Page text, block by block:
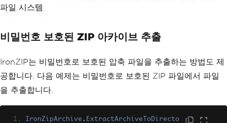
비밀번호 보호된 ZIP 아카이브 추출
IronZIP는 비밀번호로 보호된 압축 파일을 추출하는 방법도 제
공합니다. 다음 예제는 비밀번호로 보호된 ZIP 파일에서 파일
을 추출합니다.
IronZipArchive . ExtractArchiveToDirecto